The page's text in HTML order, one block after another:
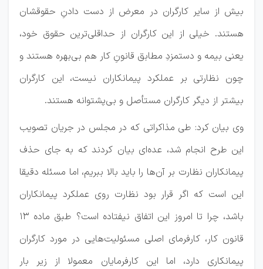
بیش از سایر کارگران در معرض از دست دادنِ حقوقشان
هستند. خیلی از این کارگران از حداقلی‌ترین حقوق خود،
یعنی بیمه و دستمزدِ مطابق قانونِ کار هم بی‌بهره هستند و
چون نظارتی بر عملکرد پیمانکاران نیست، این کارگران
بیشتر از دیگر کارگران مستأصل و بی‌پشتوانه هستند.
وی بیان کرد: طی مذاکراتی که در مجلس در جریان تصویب
این طرح انجام شد، عده‌ای بیان کردند که به جای حذف
پیمانکاران نظارت بر آن‌ها را باید بالا ببریم، اما مسئله دقیقا
این است که اگر قرار بود نظارت روی عملکرد پیمانکاران
باشد، چرا تا امروز این اتفاق نیفتاده است؟ طبق ماده ۱۳
قانون کار، کارفرمای اصلی مسئولیت‌هایی در مورد کارگران
پیمانکاری دارد، اما این کارفرمایان معمولا از زیر بار